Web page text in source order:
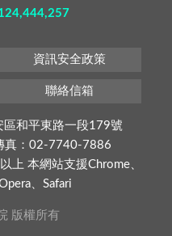
資訊安全政策
聯絡信箱
和平東路一段179號
真：02-7740-7886
上 本網站支援Chrome、
、Safari
版權所有